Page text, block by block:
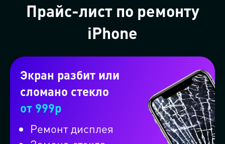
Прайс-лист по ремонту
iPhone
Экран разбит или
сломано стекло
от 999р
Ремонт дисплея